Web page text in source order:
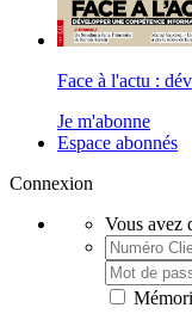
Face à l'actu :
Je m'abonne
Espace abonnés
Connexion
Vous avez